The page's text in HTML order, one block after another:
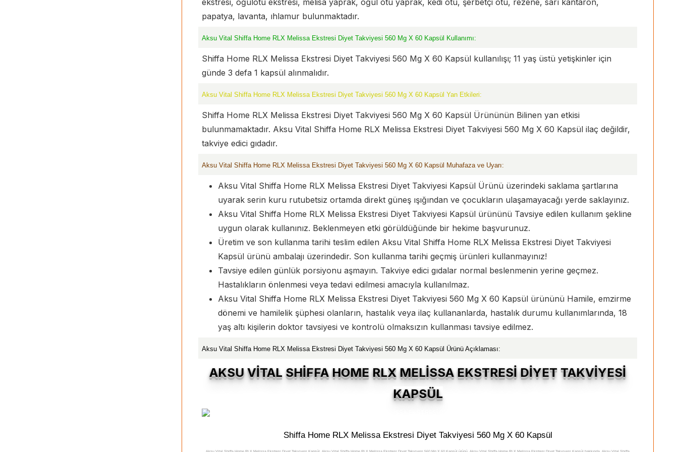
papatya, lavanta, ıhlamur bulunmaktadır.
Aksu Vital Shiffa Home RLX Melissa Ekstresi Diyet Takviyesi 560 Mg X 60 Kapsül Kullanımı:
Shiffa Home RLX Melissa Ekstresi Diyet Takviyesi 560 Mg X 60 Kapsül kullanılışı; 11 yaş üstü yetişkinler için
günde 3 defa 1 kapsül alınmalıdır.
Aksu Vital Shiffa Home RLX Melissa Ekstresi Diyet Takviyesi 560 Mg X 60 Kapsül Yan Etkileri:
Shiffa Home RLX Melissa Ekstresi Diyet Takviyesi 560 Mg X 60 Kapsül Ürününün Bilinen yan etkisi
bulunmamaktadır. Aksu Vital Shiffa Home RLX Melissa Ekstresi Diyet Takviyesi 560 Mg X 60 Kapsül ilaç değildir,
takviye edici gıdadır.
Aksu Vital Shiffa Home RLX Melissa Ekstresi Diyet Takviyesi 560 Mg X 60 Kapsül Muhafaza ve Uyarı:
Aksu Vital Shiffa Home RLX Melissa Ekstresi Diyet Takviyesi Kapsül Ürünü üzerindeki saklama şartlarına
uyarak serin kuru rutubetsiz ortamda direkt güneş ışığından ve çocukların ulaşamayacağı yerde saklayınız.
Aksu Vital Shiffa Home RLX Melissa Ekstresi Diyet Takviyesi Kapsül ürününü Tavsiye edilen kullanım şekline
uygun olarak kullanınız. Beklenmeyen etki görüldüğünde bir hekime başvurunuz.
Üretim ve son kullanma tarihi teslim edilen Aksu Vital Shiffa Home RLX Melissa Ekstresi Diyet Takviyesi
Kapsül ürünü ambalajı üzerindedir. Son kullanma tarihi geçmiş ürünleri kullanmayınız!
Tavsiye edilen günlük porsiyonu aşmayın. Takviye edici gıdalar normal beslenmenin yerine geçmez.
Hastalıkların önlenmesi veya tedavi edilmesi amacıyla kullanılmaz.
Aksu Vital Shiffa Home RLX Melissa Ekstresi Diyet Takviyesi 560 Mg X 60 Kapsül ürününü Hamile, emzirme
dönemi ve hamilelik şüphesi olanların, hastalık veya ilaç kullananlarda, hastalık durumu kullanımlarında, 18
yaş altı kişilerin doktor tavsiyesi ve kontrolü olmaksızın kullanması tavsiye edilmez.
Aksu Vital Shiffa Home RLX Melissa Ekstresi Diyet Takviyesi 560 Mg X 60 Kapsül Ürünü Açıklaması:
AKSU VİTAL SHİFFA HOME RLX MELİSSA EKSTRESİ DİYET TAKVİYESİ
KAPSÜL
Shiffa Home RLX Melissa Ekstresi Diyet Takviyesi 560 Mg X 60 Kapsül
Aksu Vital Shiffa Home RLX Melissa Ekstresi Diyet Takviyesi Kapsül, Aksu Vital Shiffa Home RLX Melissa Ekstresi Diyet Takviyesi 560 Mg X 60 Kapsül ürünü, Aksu Vital Shiffa Home RLX Melissa Ekstresi Diyet Takviyesi Kapsül hakkında, Aksu Vital Shiffa